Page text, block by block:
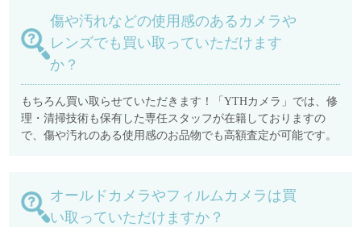
傷や汚れなどの使用感のあるカメラや
レンズでも買い取っていただけます
か？
もちろん買い取らせていただきます！「YTHカメラ」では、修
理・清掃技術も保有した専任スタッフが在籍しておりますの
で、傷や汚れのある使用感のお品物でも高額査定が可能です。
オールドカメラやフィルムカメラは買
い取っていただけますか？